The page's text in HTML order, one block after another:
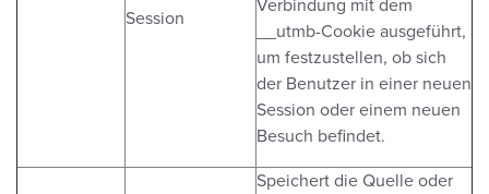
Session
Verbindung mit dem
__utmb-Cookie ausgeführt,
um festzustellen, ob sich
der Benutzer in einer neuen
Session oder einem neuen
Besuch befindet.
Speichert die Quelle oder